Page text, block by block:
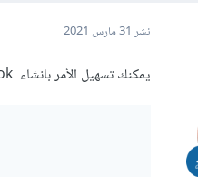
نشر 31 مارس 2021
يمكنك تسهيل الأمر بانشاء custom hook تناسب حاجياتك البرمجية فمثلا يمكنك القيام بأمر مماثل